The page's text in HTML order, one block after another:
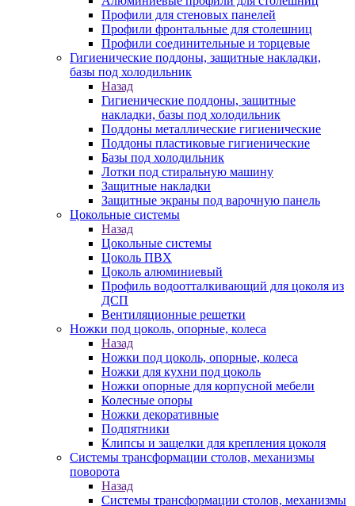
Профили для стеновых панелей
Профили фронтальные для столешниц
Профили соединительные и торцевые
Гигиенические поддоны, защитные накладки,
базы под холодильник
Назад
Гигиенические поддоны, защитные
накладки, базы под холодильник
Поддоны металлические гигиенические
Поддоны пластиковые гигиенические
Базы под холодильник
Лотки под стиральную машину
Защитные накладки
Защитные экраны под варочную панель
Цокольные системы
Назад
Цокольные системы
Цоколь ПВХ
Цоколь алюминиевый
Профиль водоотталкивающий для цоколя из
ДСП
Вентиляционные решетки
Ножки под цоколь, опорные, колеса
Назад
Ножки под цоколь, опорные, колеса
Ножки для кухни под цоколь
Ножки опорные для корпусной мебели
Колесные опоры
Ножки декоративные
Подпятники
Клипсы и защелки для крепления цоколя
Системы трансформации столов, механизмы
поворота
Назад
Системы трансформации столов, механизмы